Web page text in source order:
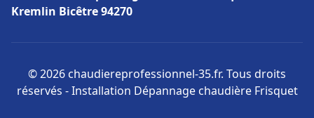
Kremlin Bicêtre 94270
© 2026 chaudiereprofessionnel-35.fr. Tous droits
réservés - Installation Dépannage chaudière Frisquet